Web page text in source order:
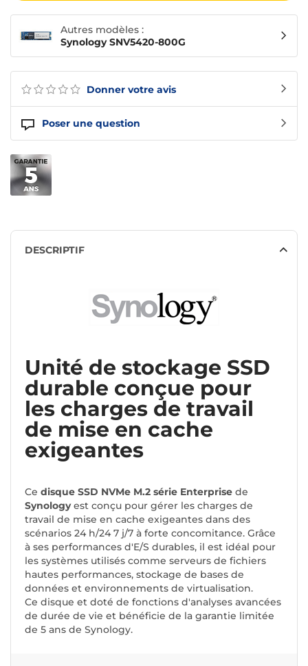
Donner votre avis
Poser une question
Autres modèles :
Synology SNV5420-800G
DESCRIPTIF
Unité de stockage SSD
durable conçue pour
les charges de travail
de mise en cache
exigeantes
Ce disque SSD NVMe M.2 série Enterprise de
Synologyest conçu pour gérer les charges de
travail de mise en cache exigeantes dans des
scénarios 24 h/24 7 j/7 à forte concomitance. Grâce
à ses performances d'E/S durables, il est idéal pour
les systèmes utilisés comme serveurs de fichiers
hautes performances, stockage de bases de
données et environnements de virtualisation.
Ce disque et doté de fonctions d'analyses avancées
de durée de vie et bénéficie de la garantie limitée
de 5 ans de Synology.